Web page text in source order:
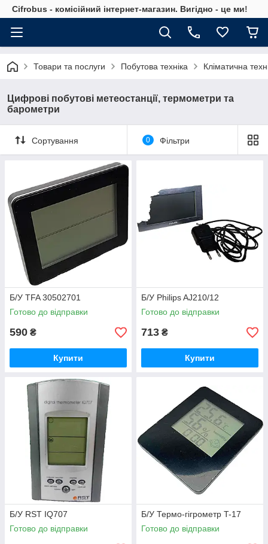
Cifrobus - комiсiйний iнтернет-магазин. Вигiдно - це ми!
Товари та послуги Побутова техніка Кліматична
Цифрові побутові метеостанції, термометри та
барометри
Сортування 0 Фільтри
Б/У TFA 30502701
Готово до відправки
590 ₴
Купити
Б/У Philips AJ210/12
Готово до відправки
713 ₴
Купити
Б/У RST IQ707
Готово до відправки
Б/У Термо-гігрометр T-17
Готово до відправки